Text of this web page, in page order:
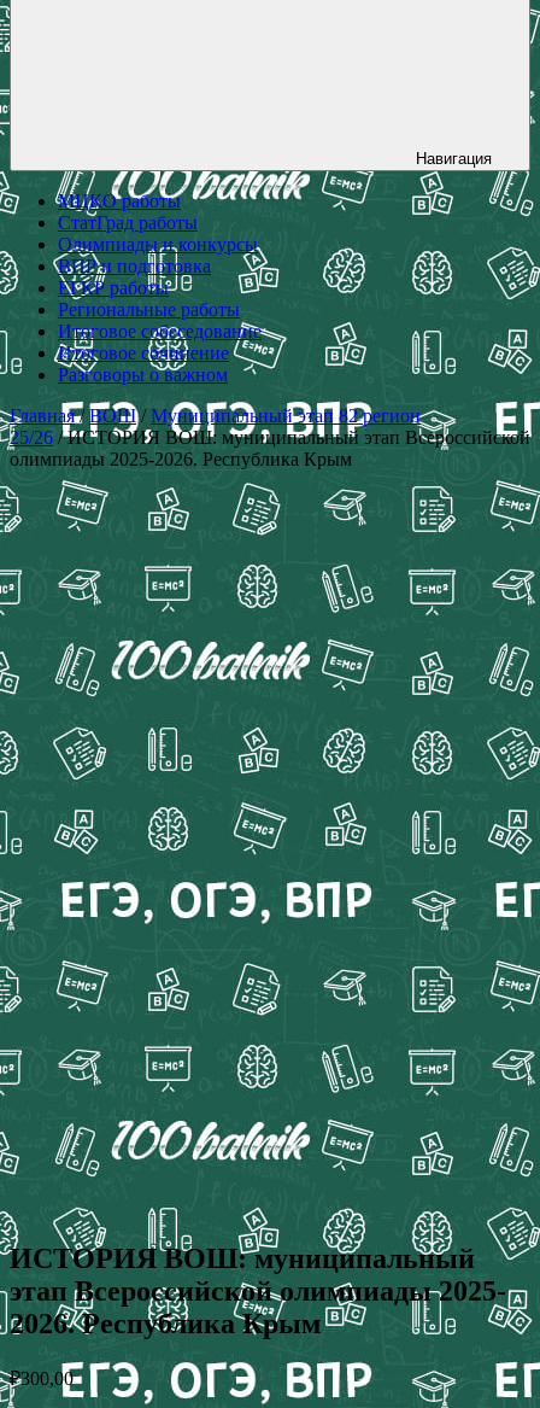
Навигация
МЦКО работы
СтатГрад работы
Олимпиады и конкурсы
ВПР и подготовка
ЕГКР работы
Региональные работы
Итоговое собеседование
Итоговое сочинение
Разговоры о важном
Главная/ВОШ/Муниципальный этап 82 регион
25/26 / ИСТОРИЯ ВОШ: муниципальный этап Всероссийской
олимпиады 2025-2026. Республика Крым
ИСТОРИЯ ВОШ: муниципальный
этап Всероссийской олимпиады 2025-
2026. Республика Крым
₽300,00